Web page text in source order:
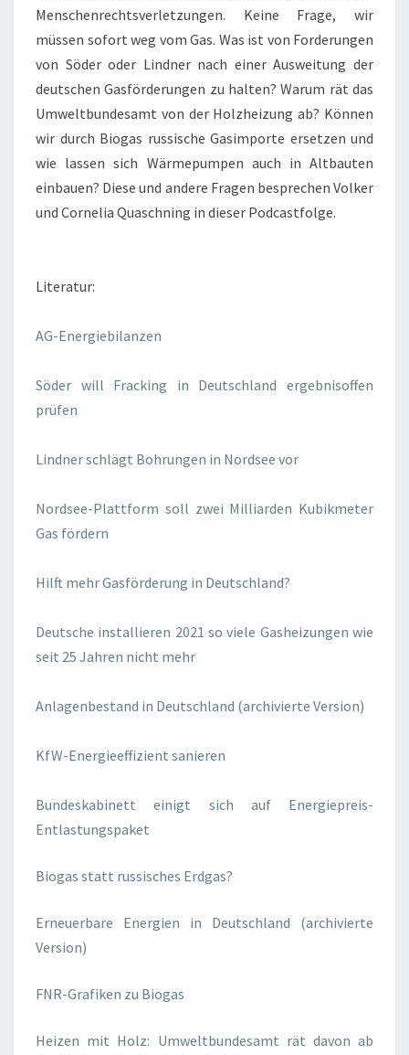
Menschenrechtsverletzungen. Keine Frage, wir
müssen sofort weg vom Gas. Was ist von Forderungen
von Söder oder Lindner nach einer Ausweitung der
deutschen Gasförderungen zu halten? Warum rät das
Umweltbundesamt von der Holzheizung ab? Können
wir durch Biogas russische Gasimporte ersetzen und
wie lassen sich Wärmepumpen auch in Altbauten
einbauen? Diese und andere Fragen besprechen Volker
und Cornelia Quaschning in dieser Podcastfolge.
Literatur:
AG-Energiebilanzen
Söder will Fracking in Deutschland ergebnisoffen
prüfen
Lindner schlägt Bohrungen in Nordsee vor
Nordsee-Plattform soll zwei Milliarden Kubikmeter
Gas fördern
Hilft mehr Gasförderung in Deutschland?
Deutsche installieren 2021 so viele Gasheizungen wie
seit 25 Jahren nicht mehr
Anlagenbestand in Deutschland (archivierte Version)
KfW-Energieeffizient sanieren
Bundeskabinett einigt sich auf Energiepreis-
Entlastungspaket
Biogas statt russisches Erdgas?
Erneuerbare Energien in Deutschland (archivierte
Version)
FNR-Grafiken zu Biogas
Heizen mit Holz: Umweltbundesamt rät davon ab